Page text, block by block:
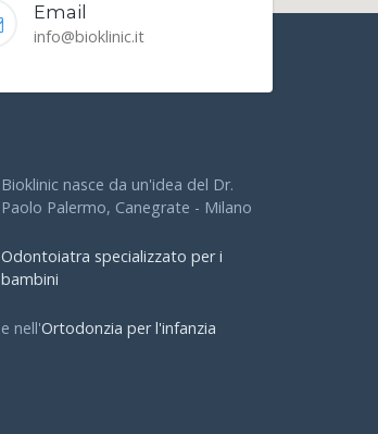
Email
info@bioklinic.it
Bioklinic nasce da un'idea del Dr.
Paolo Palermo, Canegrate - Milano
Odontoiatra specializzato per i
bambini
e nell'Ortodonzia per l'infanzia